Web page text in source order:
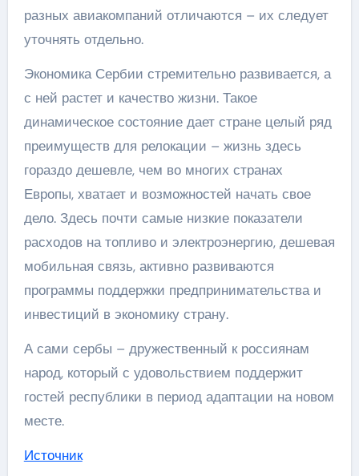
разных авиакомпаний отличаются – их следует
уточнять отдельно.
Экономика Сербии стремительно развивается, а
с ней растет и качество жизни. Такое
динамическое состояние дает стране целый ряд
преимуществ для релокации – жизнь здесь
гораздо дешевле, чем во многих странах
Европы, хватает и возможностей начать свое
дело. Здесь почти самые низкие показатели
расходов на топливо и электроэнергию, дешевая
мобильная связь, активно развиваются
программы поддержки предпринимательства и
инвестиций в экономику страну.
А сами сербы – дружественный к россиянам
народ, который с удовольствием поддержит
гостей республики в период адаптации на новом
месте.
Источник